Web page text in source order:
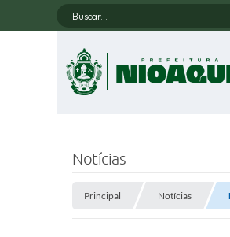
Buscar...
Notícias
Principal Notícias